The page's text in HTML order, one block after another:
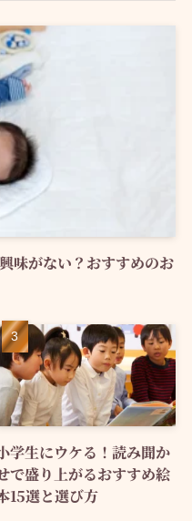
味がない？おすすめのお
学生にウケる！読み聞か
で盛り上がるおすすめ絵
15選と選び方